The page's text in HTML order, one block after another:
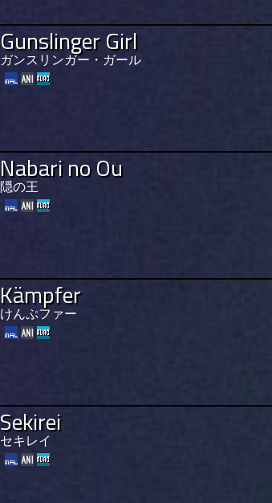
Gunslinger Girl
ガンスリンガー・ガール
Nabari no Ou
隠の王
Kämpfer
けんぷファー
Sekirei
セキレイ